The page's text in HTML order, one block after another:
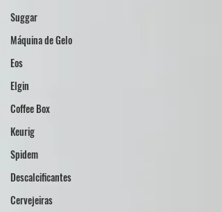
Suggar
Máquina de Gelo
Eos
Elgin
Coffee Box
Keurig
Spidem
Descalcificantes
Cervejeiras